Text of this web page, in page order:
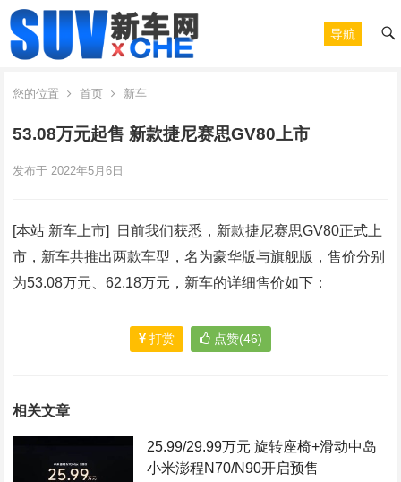
导航
您的位置 首页 新车
53.08万元起售 新款捷尼赛思GV80上市
发布于 2022年5月6日
[本站 新车上市] 日前我们获悉，新款捷尼赛思GV80正式上
市，新车共推出两款车型，名为豪华版与旗舰版，售价分别
为53.08万元、62.18万元，新车的详细售价如下：
打赏 点赞(46)
相关文章
25.99/29.99万元 旋转座椅+滑动中岛
小米澎程N70/N90开启预售